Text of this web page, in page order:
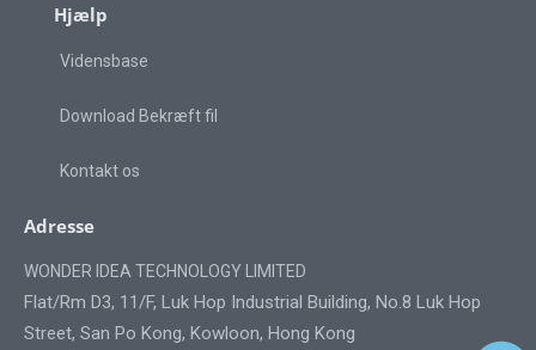
Hjælp
Vidensbase
Download Bekræft fil
Kontakt os
Adresse
WONDER IDEA TECHNOLOGY LIMITED
Flat/Rm D3, 11/F, Luk Hop Industrial Building, No.8 Luk Hop
Street, San Po Kong, Kowloon, Hong Kong